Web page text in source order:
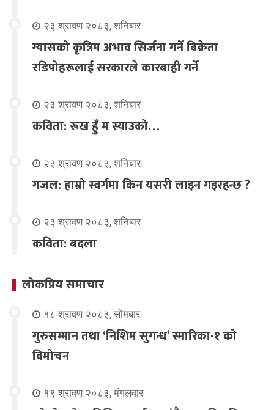
२३ श्रावण २०८३, शनिबार
ग्यासको कृत्रिम अभाव सिर्जना गर्ने बिक्रेता
रडिपोहरूलाई सरकारले कारबाही गर्ने
२३ श्रावण २०८३, शनिबार
कविता: रूख हुँ म स्याउको…
२३ श्रावण २०८३, शनिबार
गजल: हाम्रो स्वर्गमा किन यसरी लाइन गइरहन्छ ?
२३ श्रावण २०८३, शनिबार
कविता: बदला
लोकप्रिय समाचार
१८ श्रावण २०८३, सोमबार
गुरुसम्मान तथा ‘निशिम सुगन्ध’ स्मारिका-१ को
विमोचन
१९ श्रावण २०८३, मंगलवार